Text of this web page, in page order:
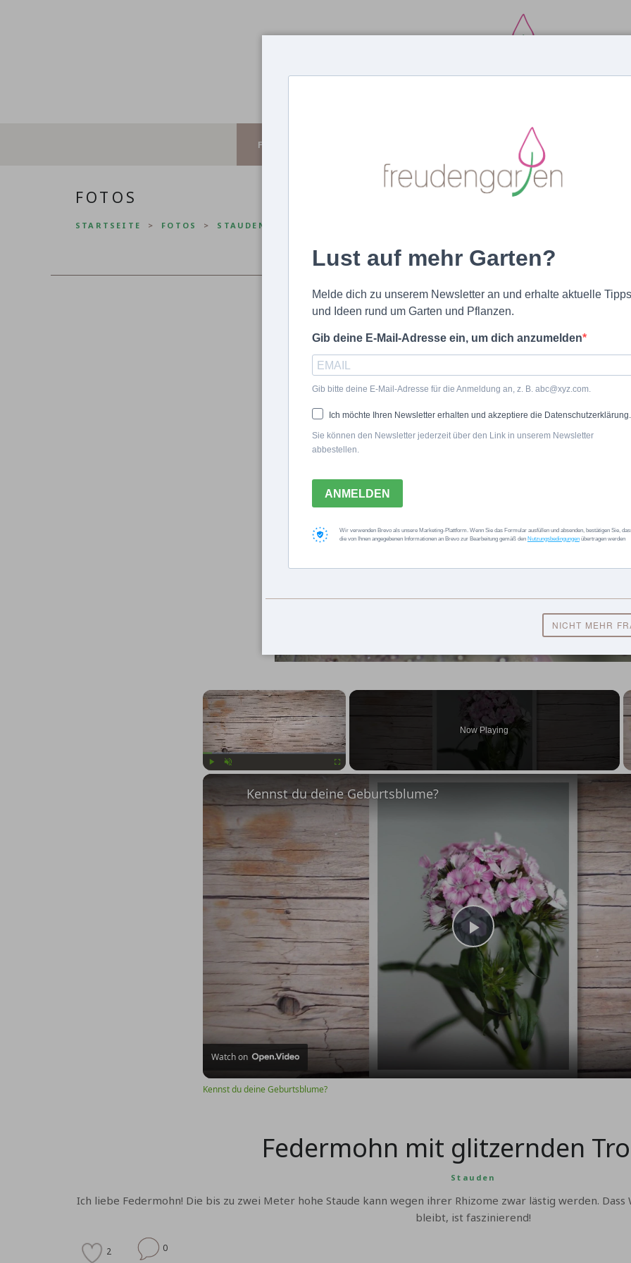
FOTOS
FOTOS
STARTSEITE FOTOS STAUDEN
Andrea Drebinger
×
Fullscreen
Now Playing
Play
Video
Kennst du deine Geburtsblume?
Watch on
Kennst du deine Geburtsblume?
Federmohn mit glitzernden
Stauden
Ich liebe Federmohn! Die bis zu zwei Meter hohe Staude kann wegen ihrer Rhizome zwar lästig werden.
bleibt, ist faszinierend!
2 0
Lust auf mehr Garten?
Melde dich zu unserem Newsletter an und erhalte aktuelle Tipps
und Ideen rund um Garten und Pflanzen.
Gib deine E-Mail-Adresse ein, um dich anzumelden
Gib bitte deine E-Mail-Adresse für die Anmeldung an, z. B. abc@xyz.com.
Ich möchte Ihren Newsletter erhalten und akzeptiere die Datenschutzerklärung.
Sie können den Newsletter jederzeit über den Link in unserem Newsletter
abbestellen.
ANMELDEN
Wir verwenden Brevo als unsere Marketing-Plattform. Wenn Sie das Formular ausfüllen und absenden, bestätigen Sie,
die von Ihnen angegebenen Informationen an Brevo zur Bearbeitung gemäß den Nutzungsbedingungenübertragen werden
NICHT MEHR